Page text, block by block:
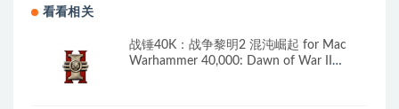
看看相关
战锤40K：战争黎明2 混沌崛起 for Mac
Warhammer 40,000: Dawn of War II